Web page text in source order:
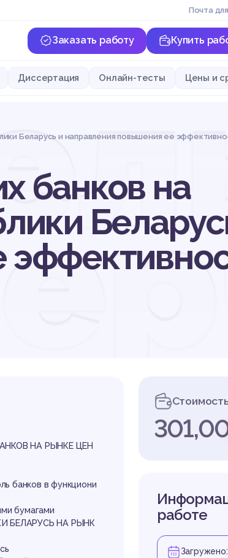
Почта
Заказать работу Купить
Диссертация Онлайн-тесты Цены и
Беларусь и направления повышения ее
банков на
НА РЫНКЕ ЦЕН
банков в функциони
бумагами
БЕЛАРУСЬ НА РЫНК
работе